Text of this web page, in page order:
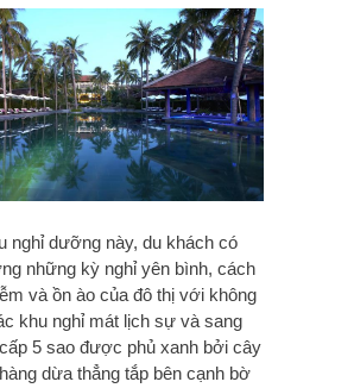
nghỉ dưỡng này, du khách có
những kỳ nghỉ yên bình, cách
và ồn ào của đô thị với không
khu nghỉ mát lịch sự và sang
5 sao được phủ xanh bởi cây
dừa thẳng tắp bên cạnh bờ